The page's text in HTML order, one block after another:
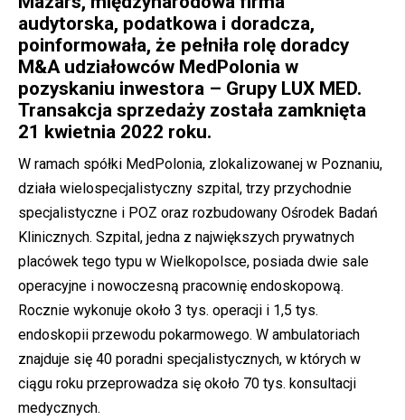
audytorska, podatkowa i doradcza,
poinformowała, że pełniła rolę doradcy
M&A udziałowców MedPolonia w
pozyskaniu inwestora – Grupy LUX MED.
Transakcja sprzedaży została zamknięta
21 kwietnia 2022 roku.
W ramach spółki MedPolonia, zlokalizowanej w Poznaniu,
działa wielospecjalistyczny szpital, trzy przychodnie
specjalistyczne i POZ oraz rozbudowany Ośrodek Badań
Klinicznych. Szpital, jedna z największych prywatnych
placówek tego typu w Wielkopolsce, posiada dwie sale
operacyjne i nowoczesną pracownię endoskopową.
Rocznie wykonuje około 3 tys. operacji i 1,5 tys.
endoskopii przewodu pokarmowego. W ambulatoriach
znajduje się 40 poradni specjalistycznych, w których w
ciągu roku przeprowadza się około 70 tys. konsultacji
medycznych.